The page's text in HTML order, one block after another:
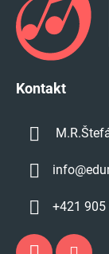
Kontakt
info@
+421